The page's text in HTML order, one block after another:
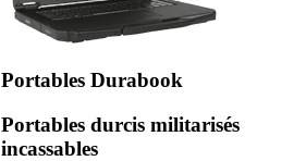
Portables Durabook
Portables durcis militarisés
incassables